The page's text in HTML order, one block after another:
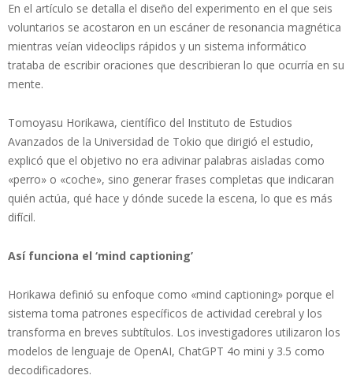
En el artículo se detalla el diseño del experimento en el que seis
voluntarios se acostaron en un escáner de resonancia magnética
mientras veían videoclips rápidos y un sistema informático
trataba de escribir oraciones que describieran lo que ocurría en su
mente.
Tomoyasu Horikawa, científico del Instituto de Estudios
Avanzados de la Universidad de Tokio que dirigió el estudio,
explicó que el objetivo no era adivinar palabras aisladas como
«perro» o «coche», sino generar frases completas que indicaran
quién actúa, qué hace y dónde sucede la escena, lo que es más
difícil.
Así funciona el ‘mind captioning’
Horikawa definió su enfoque como «mind captioning» porque el
sistema toma patrones específicos de actividad cerebral y los
transforma en breves subtítulos. Los investigadores utilizaron los
modelos de lenguaje de OpenAI, ChatGPT 4o mini y 3.5 como
decodificadores.